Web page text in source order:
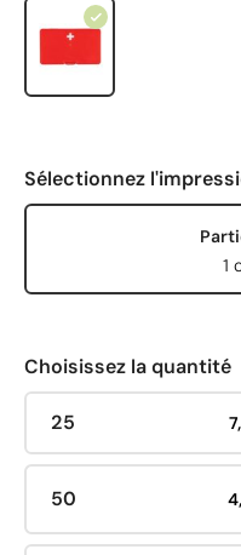
Sélectionnez
1
Choisissez la quantité
25
50